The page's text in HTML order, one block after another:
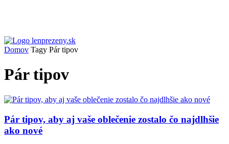
Domov Tagy Pár tipov
Pár tipov
Pár tipov, aby aj vaše oblečenie zostalo čo najdlhšie
ako nové